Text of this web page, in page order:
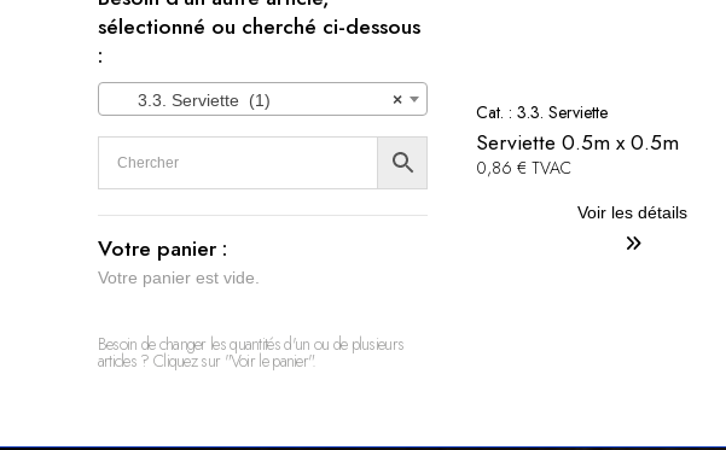
sélectionné ou cherché ci-dessous
:
×
3.3. Serviette (1)
Votre panier :
Votre panier est vide.
Besoin de changer les quantités d'un ou de plusieurs
articles ? Cliquez sur "Voir le panier".
Cat. : 3.3. Serviette
Serviette 0.5m x 0.5m
0,86 € TVAC
Voir les détails